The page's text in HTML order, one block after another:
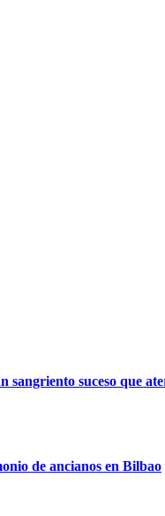
sangriento suceso que
de ancianos en Bilbao